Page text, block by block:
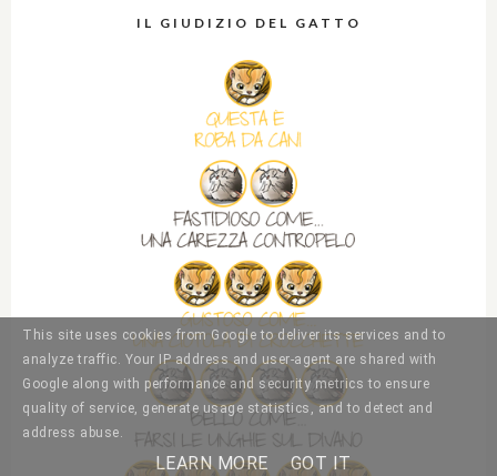
IL GIUDIZIO DEL GATTO
This site uses cookies from Google to deliver its services and to
analyze traffic. Your IP address and user-agent are shared with
Google along with performance and security metrics to ensure
quality of service, generate usage statistics, and to detect and
address abuse.
LEARN MORE GOT IT